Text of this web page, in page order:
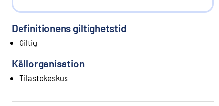
Definitionens giltighetstid
Giltig
Källorganisation
Tilastokeskus